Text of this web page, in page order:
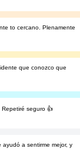
to cercano. Plenamente
que conozco que
seguro 👍
a sentirme mejor, y